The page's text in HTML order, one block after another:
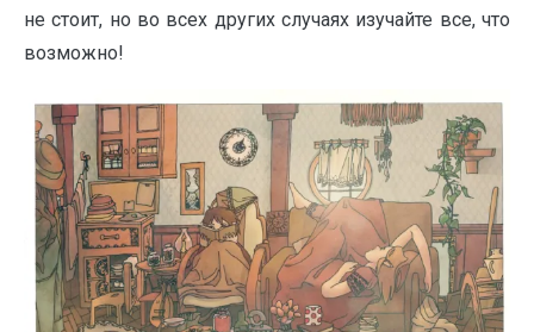
не стоит, но во всех других случаях изучайте все, что
возможно!